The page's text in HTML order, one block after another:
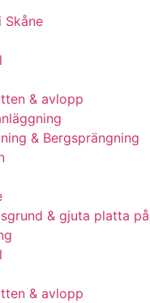
Skåne
& avlopp
& Bergsprängning
& gjuta platta
& avlopp